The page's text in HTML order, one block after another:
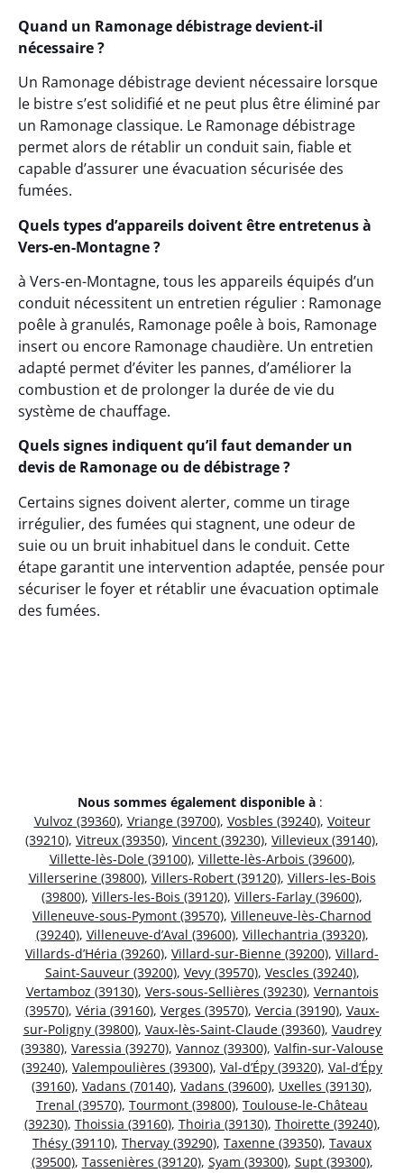
Quand un Ramonage débistrage devient-il
nécessaire ?
Un Ramonage débistrage devient nécessaire lorsque
le bistre s’est solidifié et ne peut plus être éliminé par
un Ramonage classique. Le Ramonage débistrage
permet alors de rétablir un conduit sain, fiable et
capable d’assurer une évacuation sécurisée des
fumées.
Quels types d’appareils doivent être entretenus à
Vers-en-Montagne ?
à Vers-en-Montagne, tous les appareils équipés d’un
conduit nécessitent un entretien régulier : Ramonage
poêle à granulés, Ramonage poêle à bois, Ramonage
insert ou encore Ramonage chaudière. Un entretien
adapté permet d’éviter les pannes, d’améliorer la
combustion et de prolonger la durée de vie du
système de chauffage.
Quels signes indiquent qu’il faut demander un
devis de Ramonage ou de débistrage ?
Certains signes doivent alerter, comme un tirage
irrégulier, des fumées qui stagnent, une odeur de
suie ou un bruit inhabituel dans le conduit. Cette
étape garantit une intervention adaptée, pensée pour
sécuriser le foyer et rétablir une évacuation optimale
des fumées.
Nous sommes également disponible à :
Vulvoz (39360), Vriange (39700), Vosbles (39240), Voiteur
(39210), Vitreux (39350), Vincent (39230), Villevieux (39140),
Villette-lès-Dole (39100), Villette-lès-Arbois (39600),
Villerserine (39800), Villers-Robert (39120), Villers-les-Bois
(39800), Villers-les-Bois (39120), Villers-Farlay (39600),
Villeneuve-sous-Pymont (39570), Villeneuve-lès-Charnod
(39240), Villeneuve-d’Aval (39600), Villechantria (39320),
Villards-d’Héria (39260), Villard-sur-Bienne (39200), Villard-
Saint-Sauveur (39200), Vevy (39570), Vescles (39240),
Vertamboz (39130), Vers-sous-Sellières (39230), Vernantois
(39570), Véria (39160), Verges (39570), Vercia (39190), Vaux-
sur-Poligny (39800), Vaux-lès-Saint-Claude (39360), Vaudrey
(39380), Varessia (39270), Vannoz (39300), Valfin-sur-Valouse
(39240), Valempoulières (39300), Val-d’Épy (39320), Val-d’Épy
(39160), Vadans (70140), Vadans (39600), Uxelles (39130),
Trenal (39570), Tourmont (39800), Toulouse-le-Château
(39230), Thoissia (39160), Thoiria (39130), Thoirette (39240),
Thésy (39110), Thervay (39290), Taxenne (39350), Tavaux
(39500), Tassenières (39120), Syam (39300), Supt (39300),